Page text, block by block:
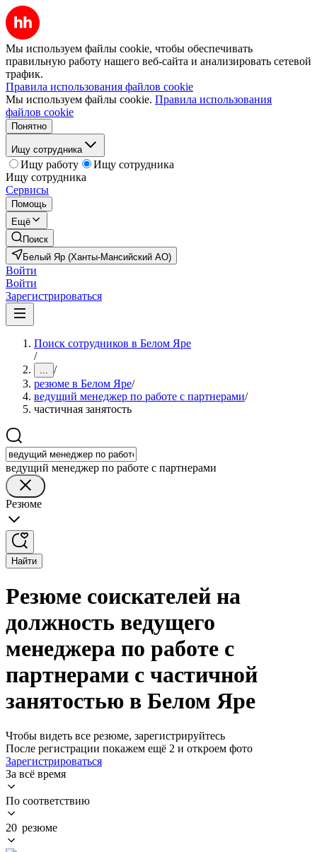
Мы используем файлы cookie, чтобы обеспечивать
правильную работу нашего веб-сайта и анализировать сетевой
трафик.
Правила использования файлов cookie
Мы используем файлы cookie. Правила использования
файлов cookie
Понятно
Ищу сотрудника
Ищу работу
Ищу сотрудника
Ищу сотрудника
Сервисы
Помощь
Ещё
Поиск
Белый Яр (Ханты-Мансийский АО)
Войти
Войти
Зарегистрироваться
Поиск сотрудников в Белом Яре
/
... /
резюме в Белом Яре/
ведущий менеджер по работе с партнерами/
частичная занятость
ведущий менеджер по работе с партнерами
Резюме
Найти
Резюме соискателей на
должность ведущего
менеджера по работе с
партнерами с частичной
занятостью в Белом Яре
Чтобы видеть все резюме, зарегистрируйтесь
После регистрации покажем ещё 2 и откроем фото
Зарегистрироваться
За всё время
По соответствию
20 резюме